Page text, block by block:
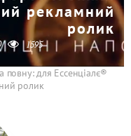
рекламний
ролик
1595
повну: для Ессенціалє®
ролик